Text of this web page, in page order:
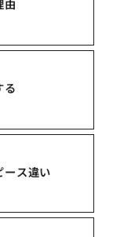
由
る
ース違い